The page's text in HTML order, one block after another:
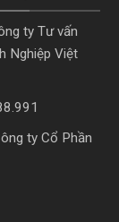
ty Tư vấn
Nghiệp Việt
ty Cổ Phần